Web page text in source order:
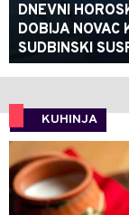
DNEVNI
DOBIJA NOVAC
SUDBINSKI
KUHINJA